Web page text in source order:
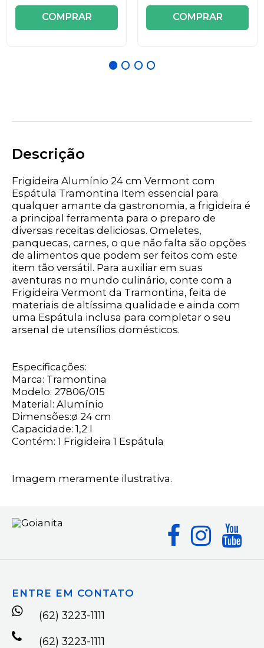
COMPRAR COMPRAR
Descrição
Frigideira Alumínio 24 cm Vermont com
Espátula Tramontina Item essencial para
qualquer amante da gastronomia, a frigideira é
a principal ferramenta para o preparo de
diversas receitas deliciosas. Omeletes,
panquecas, carnes, o que não falta são opções
de alimentos que podem ser feitos com este
item tão versátil. Para auxiliar em suas
aventuras no mundo culinário, conte com a
Frigideira Vermont da Tramontina, feita de
materiais de altíssima qualidade e ainda com
uma Espátula inclusa para completar o seu
arsenal de utensílios domésticos.
Especificações:
Marca: Tramontina
Modelo: 27806/015
Material: Alumínio
Dimensões:ø 24 cm
Capacidade: 1,2 l
Contém: 1 Frigideira 1 Espátula
Imagem meramente ilustrativa.
ENTRE EM CONTATO
(62) 3223-1111
(62) 3223-1111